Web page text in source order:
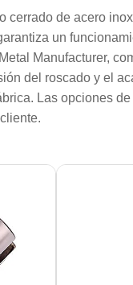
de acero
un
Manufacturer,
del roscado y el
Las opciones